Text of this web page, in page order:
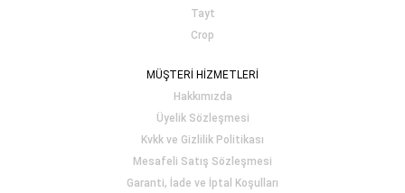
Tayt
Crop
MÜŞTERİ HİZMETLERİ
Hakkımızda
Üyelik Sözleşmesi
Kvkk ve Gizlilik Politikası
Mesafeli Satış Sözleşmesi
Garanti, İade ve İptal Koşulları